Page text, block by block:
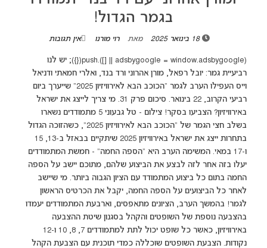
בגמר הגדול!
18 בינואר 2025 מאת רוי מורנו אין תגובות
(adsbygoogle = window.adsbygoogle || []).push({}); יש לנו
רביעיית גמר: יובל רפאל, מורן אהרוני ורד בנד, ואלרי חמאתי ודניאל
וייס העפילו הערב לגמר "הכוכב הבא לאירוויזיון 2025" שייערך ביום
רביעי הקרוב, 22 בינואר. סיכום פרק 31. מי צריך לייצג את ישראל
באירוויזיון? הצביעו בסקר! צילום - טל גבעוני 5 מתמודדים נשארו
בשלב חצי הגמר של "הכוכב הבא לאירוויזיון 2025", כשהזוכה הגדול
בתחרות ייצג את ישראל באירוויזיון 2025 שיתקיים בבאזל ב-13, 15
ו-17 במאי. המשימה הערב היא "הספה החמה" - חמשת המתמודדים
יעלו בזה אחר לזה לבצע את הביצוע שלהם, מתוכם יישב על הספה
החמה בתום כל ביצוע המתמודד עם הציון הגבוה ביותר. מי שיישב
לאחר כל הביצועים על הספה החמה, יקבל את הכרטיס הראשון
לגמר! בהמשך הערב, הציונים מתאפסים, וארבעת המתמודדים יעמדו
בהצבעה נוספת של השופטים והקהל בסגנון שיטת ההצבעה
באירוויזיון, כאשר כל שופט יכול לתת למתמודדים 7, 8, 10 ו-12
נקודות. הצבעת השופטים שוכללה כמדי תוכנית עם הצבעת הקהל